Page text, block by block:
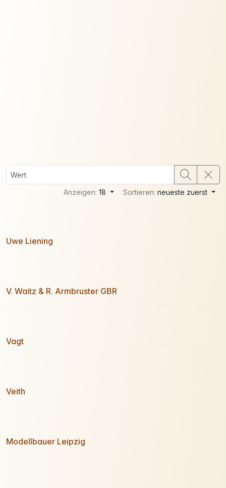
Anzeigen:18 Sortieren:neueste zuerst
Uwe Liening
V. Waitz & R. Armbruster GBR
Vagt
Veith
Modellbauer Leipzig